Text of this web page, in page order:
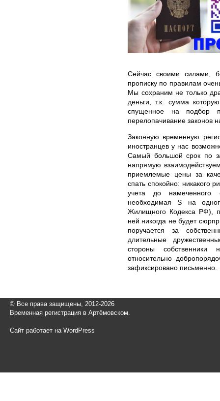
Сейчас своими силами,
прописку по правилам
Мы сохраним не только
деньги, т.к. сумма
спущенное на подбор
перелопачивание законов
Законную временную
иностранцев у нас
Самый большой срок по
напрямую
приемлемые цены за
спать спокойно: никакого
учета до намеченного
необходимая S на
Жилищного Кодекса РФ),
ней никогда не будет
поручается за
длительные
стороны собственники
относительно
зафиксировано письменно.
© Все права защищены, 2012-2026
Временная регистрация в Артёмовском.
Сайт работает на WordPress